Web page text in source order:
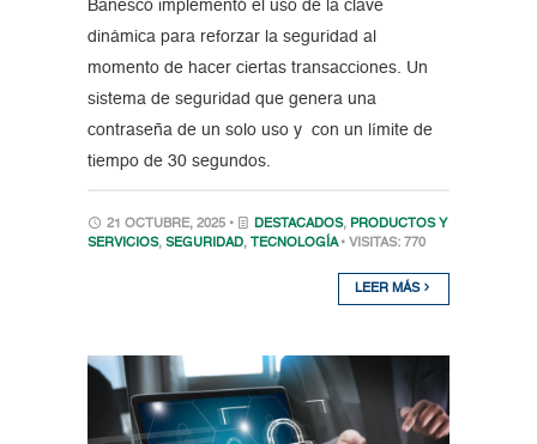
Banesco implementó el uso de la clave
dinámica para reforzar la seguridad al
momento de hacer ciertas transacciones. Un
sistema de seguridad que genera una
contraseña de un solo uso y con un límite de
tiempo de 30 segundos.
21 OCTUBRE, 2025 • DESTACADOS, PRODUCTOS Y
SERVICIOS, SEGURIDAD, TECNOLOGÍA • VISITAS: 770
LEER MÁS